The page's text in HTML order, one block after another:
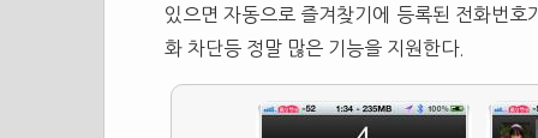
있으면 자동으로 즐겨찾기에 등록된 전화번
화 차단등 정말 많은 기능을 지원한다.